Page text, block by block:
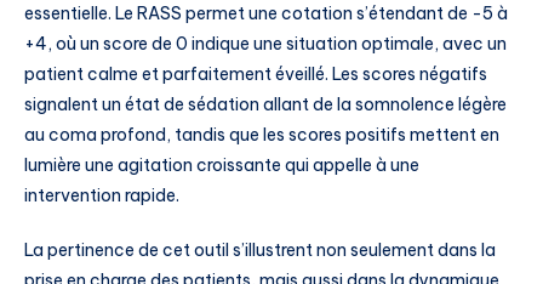
essentielle. Le RASS permet une cotation s’étendant de -5 à
+4, où un score de 0 indique une situation optimale, avec un
patient calme et parfaitement éveillé. Les scores négatifs
signalent un état de sédation allant de la somnolence légère
au coma profond, tandis que les scores positifs mettent en
lumière une agitation croissante qui appelle à une
intervention rapide.
La pertinence de cet outil s’illustrent non seulement dans la